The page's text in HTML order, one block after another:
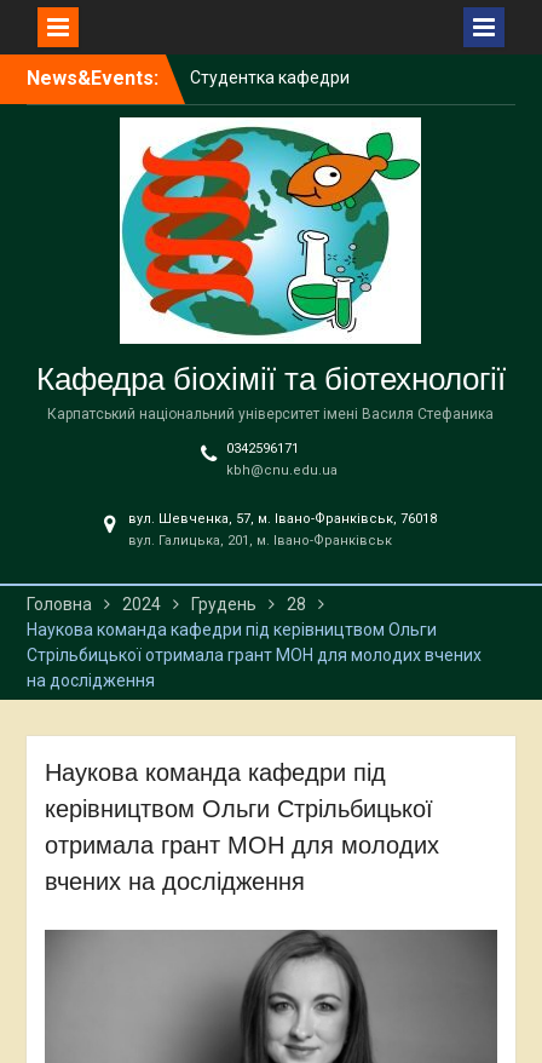
News&Events:
Студентка кафедри
Вікторія Чир долучилася
до проведення
Міжнародної біологічної
олімпіади IBO 2026
SheLeads: зустріч для
дівчат, які цікавляться
STEM
Молоді науковці кафедри
біохімії та біотехнології
взяли участь у Літній
Кафедра біохімії та біотехнології
Карпатський національний університет імені Василя Стефаника
0342596171
kbh@cnu.edu.ua
вул. Шевченка, 57, м. Івано-Франківськ, 76018
вул. Галицька, 201, м. Івано-Франківськ
Головна 2024 Грудень
28
Наукова команда кафедри під керівництвом Ольги
Стрільбицької отримала грант МОН для молодих вчених
на дослідження
Наукова команда кафедри під
керівництвом Ольги Стрільбицької
отримала грант МОН для молодих
вчених на дослідження